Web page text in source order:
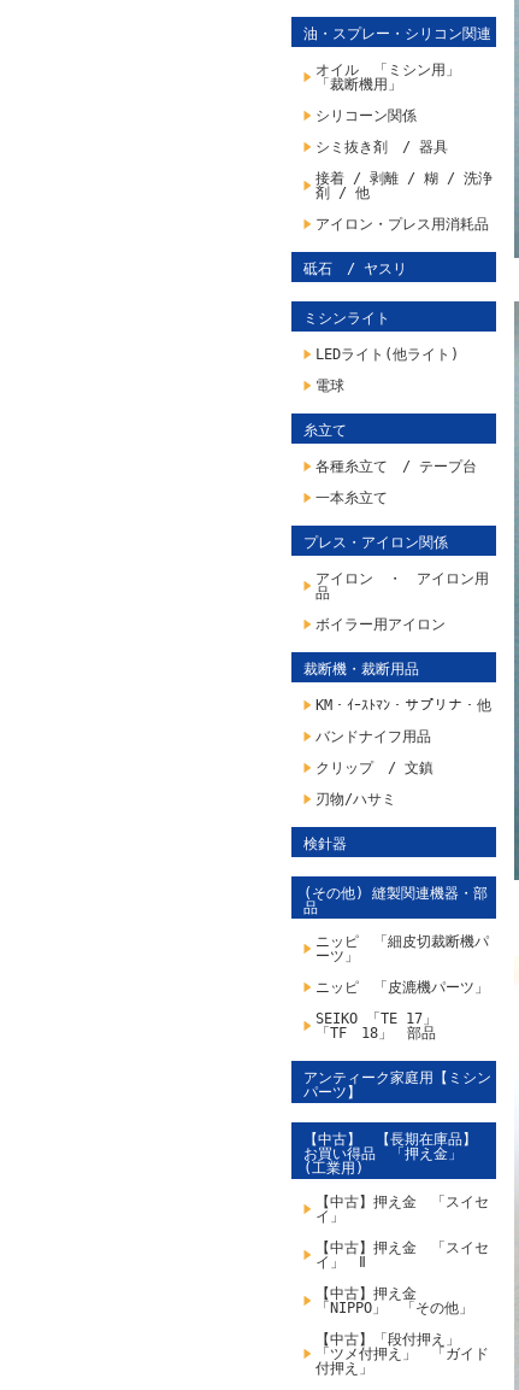
油・スプレー・シリコン関連
オイル 「ミシン用」
「裁断機用」
シリコーン関係
シミ抜き剤 / 器具
接着 / 剥離 / 糊 / 洗浄
剤 / 他
アイロン・プレス用消耗品
砥石 / ヤスリ
ミシンライト
LEDライト(他ライト)
電球
糸立て
各種糸立て / テープ台
一本糸立て
プレス・アイロン関係
アイロン ・ アイロン用
品
ボイラー用アイロン
裁断機・裁断用品
KM・ｲｰｽﾄﾏﾝ・サプリナ・他
バンドナイフ用品
クリップ / 文鎮
刃物/ハサミ
検針器
(その他) 縫製関連機器・部
品
ニッピ 「細皮切裁断機パ
ーツ」
ニッピ 「皮漉機パーツ」
SEIKO 「TE 17」
「TF 18」 部品
アンティーク家庭用【ミシン
パーツ】
【中古】 【長期在庫品】
お買い得品 「押え金」
(工業用)
【中古】押え金 「スイセ
イ」
【中古】押え金 「スイセ
イ」 Ⅱ
【中古】押え金
「NIPPO」 「その他」
【中古】「段付押え」
「ツメ付押え」 「ガイド
付押え」